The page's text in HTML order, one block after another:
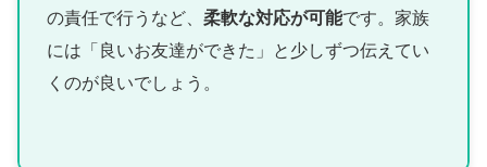
の責任で行うなど、 柔軟な対応が可能です。家族
には「良いお友達ができた」と少しずつ伝えてい
くのが良いでしょう。